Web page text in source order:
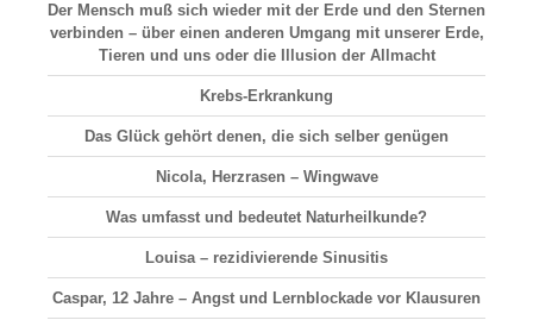
Der Mensch muß sich wieder mit der Erde und den Sternen
verbinden – über einen anderen Umgang mit unserer Erde,
Tieren und uns oder die Illusion der Allmacht
Krebs-Erkrankung
Das Glück gehört denen, die sich selber genügen
Nicola, Herzrasen – Wingwave
Was umfasst und bedeutet Naturheilkunde?
Louisa – rezidivierende Sinusitis
Caspar, 12 Jahre – Angst und Lernblockade vor Klausuren